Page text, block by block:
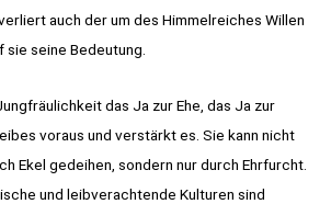
auch der um des Himmelreiches Willen
seine Bedeutung.
das Ja zur Ehe, das Ja zur
voraus und verstärkt es. Sie kann nicht
Ekel gedeihen, sondern nur durch Ehrfurcht.
und leibverachtende Kulturen sind